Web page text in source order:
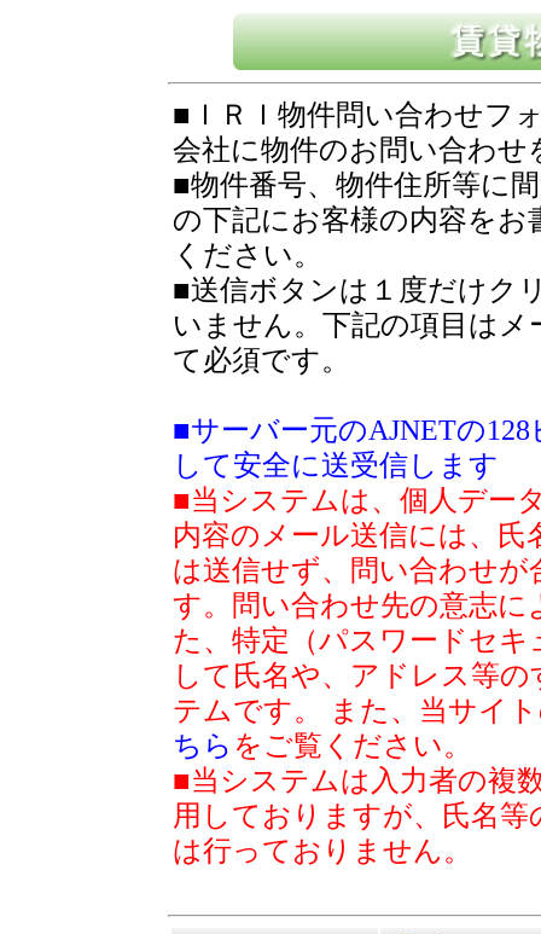
■ＩＲＩ物件問い合わせフ
会社に物件のお問い合わせ
■物件番号、物件住所等に
の下記にお客様の内容を
ください。
■送信ボタンは１度だけク
いません。下記の項目は
て必須です。
■サーバー元のAJNETの
して安全に送受信します
■当システムは、個人デー
内容のメール送信には、
は送信せず、問い合わせ
す。問い合わせ先の意志
た、特定（パスワードセ
して氏名や、アドレス等
テムです。 また、当サイ
ちら をご覧ください。
■当システムは入力者の複
用しておりますが、氏名
は行っておりません。